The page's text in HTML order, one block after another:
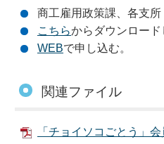
商工雇用政策課、各支
こちらからダウンロード
WEBで申し込む。
関連ファイル
「チョイソコごとう」